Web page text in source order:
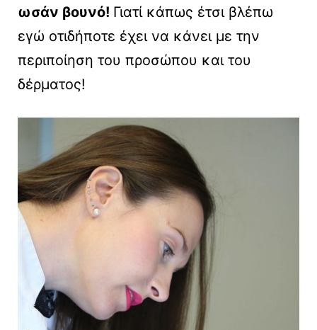
ωσάν βουνό! Γιατί κάπως έτσι βλέπω
εγώ οτιδήποτε έχει να κάνει με την
περιποίηση του προσώπου και του
δέρματος!